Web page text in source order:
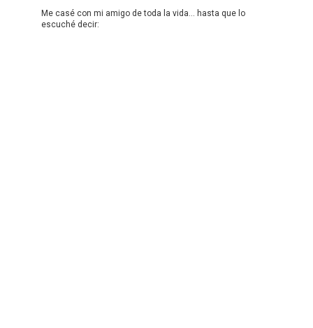
Me casé con mi amigo de toda la vida… hasta que lo
escuché decir: